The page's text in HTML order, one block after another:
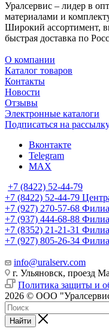
Уралсервис – лидер в
материалами и
Широкий ассортимент,
быстрая доставка по
О компании
Каталог товаров
Контакты
Новости
Отзывы
Электронные каталоги
Подписаться на
Вконтакте
Telegram
MAX
+7 (8422) 52-44-79
+7 (8422) 52-44-79
+7 (927) 270-57-68
+7 (937) 444-68-88
+7 (8352) 21-21-31
+7 (927) 805-26-34
info@uralserv.com
г. Ульяновск, проезд
Политика защиты и
2026 © ООО
Найти